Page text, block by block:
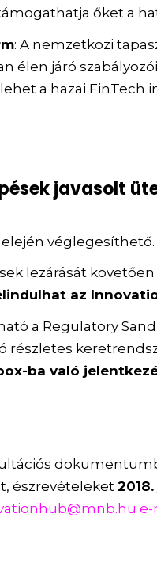
őket a
: A nemzetközi
élen járó
a hazai FinTech
javasolt
véglegesíthető.
lezárását
az
a Regulatory
részletes
ba való
észrevételeket
e-